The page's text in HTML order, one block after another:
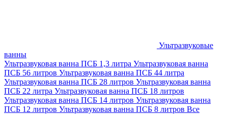
Ультразвуковые
ванны
Ультразвуковая ванна ПСБ 1,3 литра Ультразвуковая ванна
ПСБ 56 литров Ультразвуковая ванна ПСБ 44 литра
Ультразвуковая ванна ПСБ 28 литров Ультразвуковая ванна
ПСБ 22 литра Ультразвуковая ванна ПСБ 18 литров
Ультразвуковая ванна ПСБ 14 литров Ультразвуковая ванна
ПСБ 12 литров Ультразвуковая ванна ПСБ 8 литров Все